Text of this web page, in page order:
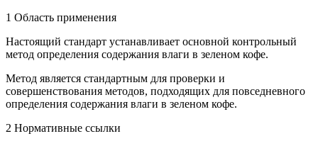
1 Область применения
Настоящий стандарт устанавливает основной контрольный
метод определения содержания влаги в зеленом кофе.
Метод является стандартным для проверки и
совершенствования методов, подходящих для повседневного
определения содержания влаги в зеленом кофе.
2 Нормативные ссылки